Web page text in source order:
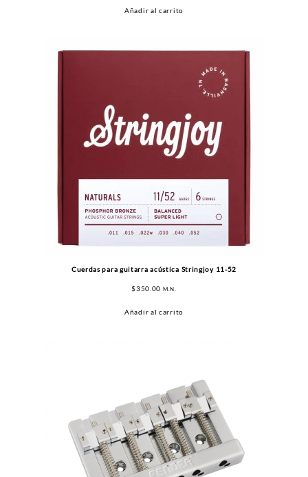
Añadir al carrito
Cuerdas para guitarra acústica Stringjoy 11-52
$350.00 M.N.
Añadir al carrito